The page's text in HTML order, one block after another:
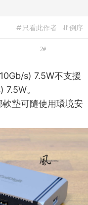
倒序
只看此作者
2#
s) 7.5W不支援
。
墊可隨使用環境安